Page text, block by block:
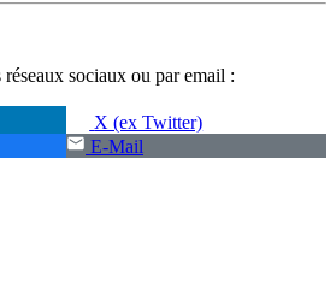
sociaux ou par email :
X (ex Twitter)
E-Mail